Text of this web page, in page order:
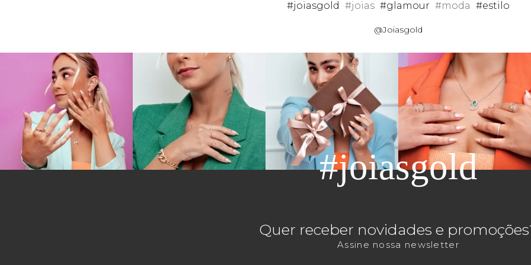
#joiasgold #joias #glamour #moda #estilo
@Joiasgold
#joiasgold
Quer receber novidades e
Assine nossa newsletter